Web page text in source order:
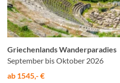
Griechenlands Wanderparadies
September bis Oktober 2026
ab 1545,- €